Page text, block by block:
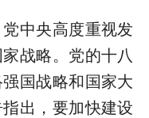
中央高度重视发
战略。党的十八
国战略和国家大
出，要加快建设